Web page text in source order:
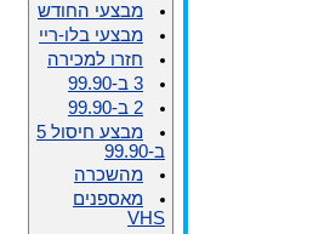
מבצעי החודש
מבצעי בלו-ריי
חזרו למכירה
3 ב-99.90
2 ב-99.90
מבצע חיסול 5
ב-99.90
מהשכרה
מאספנים
VHS